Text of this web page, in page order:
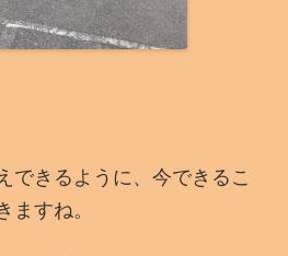
できるように、今できるこ
ますね。